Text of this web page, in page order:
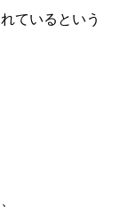
ているという